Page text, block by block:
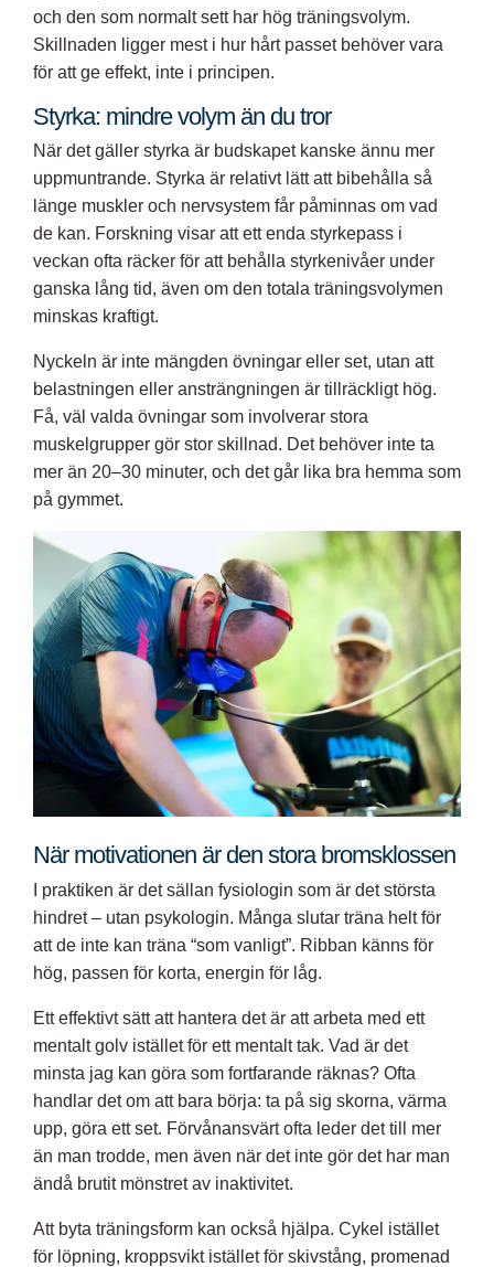
och den som normalt sett har hög träningsvolym.
Skillnaden ligger mest i hur hårt passet behöver vara
för att ge effekt, inte i principen.
Styrka: mindre volym än du tror
När det gäller styrka är budskapet kanske ännu mer
uppmuntrande. Styrka är relativt lätt att bibehålla så
länge muskler och nervsystem får påminnas om vad
de kan. Forskning visar att ett enda styrkepass i
veckan ofta räcker för att behålla styrkenivåer under
ganska lång tid, även om den totala träningsvolymen
minskas kraftigt.
Nyckeln är inte mängden övningar eller set, utan att
belastningen eller ansträngningen är tillräckligt hög.
Få, väl valda övningar som involverar stora
muskelgrupper gör stor skillnad. Det behöver inte ta
mer än 20–30 minuter, och det går lika bra hemma som
på gymmet.
När motivationen är den stora bromsklossen
I praktiken är det sällan fysiologin som är det största
hindret – utan psykologin. Många slutar träna helt för
att de inte kan träna “som vanligt”. Ribban känns för
hög, passen för korta, energin för låg.
Ett effektivt sätt att hantera det är att arbeta med ett
mentalt golv istället för ett mentalt tak. Vad är det
minsta jag kan göra som fortfarande räknas? Ofta
handlar det om att bara börja: ta på sig skorna, värma
upp, göra ett set. Förvånansvärt ofta leder det till mer
än man trodde, men även när det inte gör det har man
ändå brutit mönstret av inaktivitet.
Att byta träningsform kan också hjälpa. Cykel istället
för löpning, kroppsvikt istället för skivstång, promenad